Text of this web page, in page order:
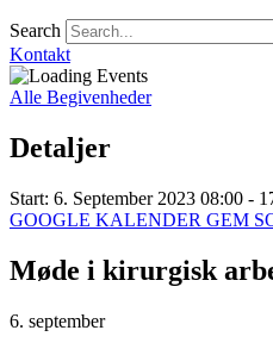
Search
Kontakt
Alle Begivenheder
Detaljer
Start: 6. September 2023 08:00 -
GOOGLE KALENDER GEM
Møde i kirurgisk
6. september